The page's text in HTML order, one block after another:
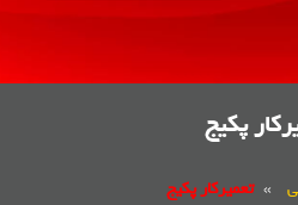
پکیج
» تعمیرکار پکیج